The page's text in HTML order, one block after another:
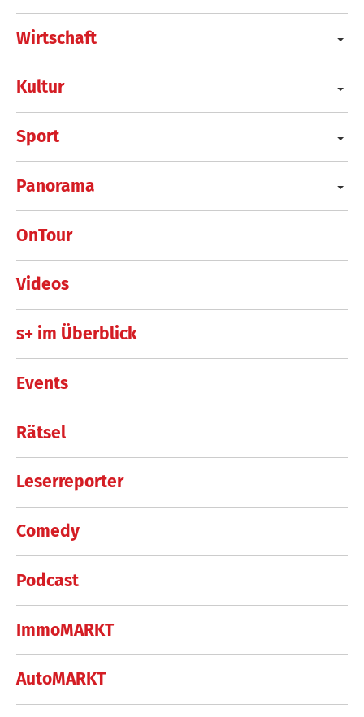
Wirtschaft
Kultur
Sport
Panorama
OnTour
Videos
s+ im Überblick
Events
Rätsel
Leserreporter
Comedy
Podcast
ImmoMARKT
AutoMARKT